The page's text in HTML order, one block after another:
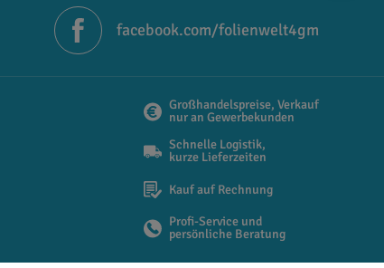
facebook.com/folienwelt4gm
Großhandelspreise, Verkauf
nur an Gewerbekunden
Schnelle Logistik,
kurze Lieferzeiten
Kauf auf Rechnung
Profi-Service und
persönliche Beratung